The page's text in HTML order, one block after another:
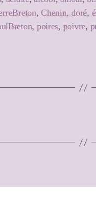
,Chenin,doré,
, poires, poivre,